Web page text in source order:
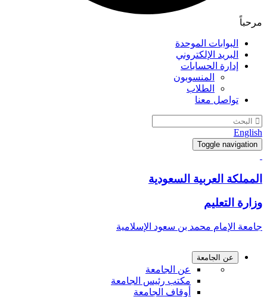
مرحباً
البوابات الموحدة
البريد الإلكتروني
إدارة الحسابات
المنسوبون
الطلاب
تواصل معنا
English
Toggle navigation
المملكة العربية السعودية
وزارة التعليم
جامعة الإمام محمد بن سعود الإسلامية
عن الجامعة
عن الجامعة
مكتب رئيس الجامعة
أوقاف الجامعة